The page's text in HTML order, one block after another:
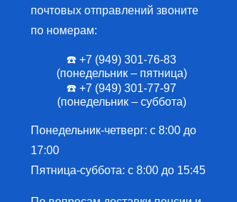
почтовых отправлений звоните
по номерам:
☎️ +7 (949) 301-76-83
(понедельник – пятница)
☎️ +7 (949) 301-77-97
(понедельник – суббота)
Понедельник-четверг: с 8:00 до
17:00
Пятница-суббота: с 8:00 до 15:45